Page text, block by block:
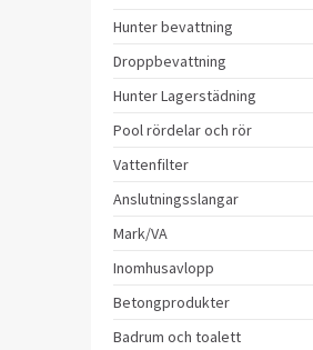
Hunter bevattning
Droppbevattning
Hunter Lagerstädning
Pool rördelar och rör
Vattenfilter
Anslutningsslangar
Mark/VA
Inomhusavlopp
Betongprodukter
Badrum och toalett